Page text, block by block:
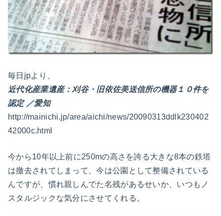
毎日jpより、
近代化産業遺産：刈谷・旧依佐美送信所の機器１０件を
認定 ／愛知
http://mainichi.jp/area/aichi/news/20090313ddlk230402
42000c.html
今から10年以上前に250mの高さを誇る大きな8本の鉄塔
は撤去されてしまって、今は公園として整備されている
んですが、慣れ親しんでた名残があるせいか、いつもノ
スタルジックな気分にさせてくれる。